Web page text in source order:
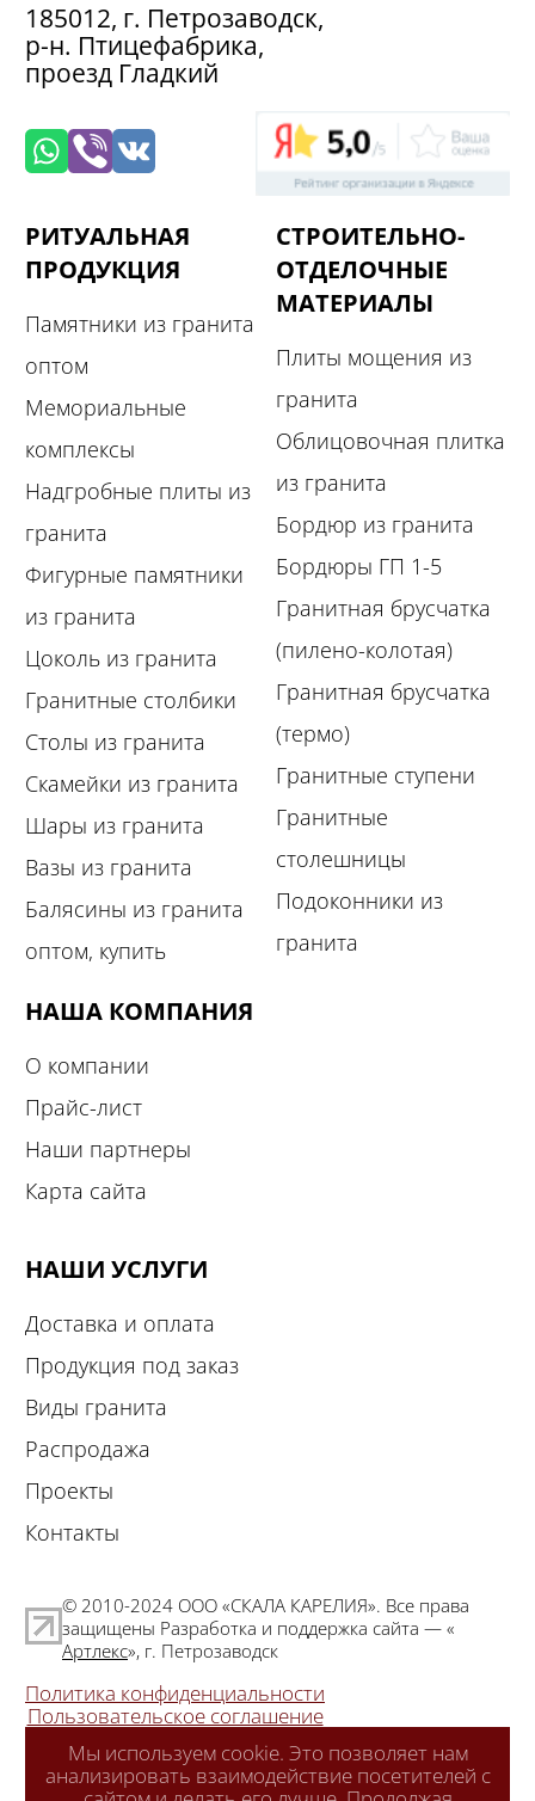
185012, г. Петрозаводск,
р-н. Птицефабрика,
проезд Гладкий
РИТУАЛЬНАЯ
ПРОДУКЦИЯ
Памятники из гранита
оптом
Мемориальные
комплексы
Надгробные плиты из
гранита
Фигурные памятники
из гранита
Цоколь из гранита
Гранитные столбики
Столы из гранита
Скамейки из гранита
Шары из гранита
Вазы из гранита
Балясины из гранита
оптом, купить
СТРОИТЕЛЬНО-
ОТДЕЛОЧНЫЕ
МАТЕРИАЛЫ
Плиты мощения из
гранита
Облицовочная плитка
из гранита
Бордюр из гранита
Бордюры ГП 1-5
Гранитная брусчатка
(пилено-колотая)
Гранитная брусчатка
(термо)
Гранитные ступени
Гранитные
столешницы
Подоконники из
гранита
НАША КОМПАНИЯ
О компании
Прайс-лист
Наши партнеры
Карта сайта
НАШИ УСЛУГИ
Доставка и оплата
Продукция под заказ
Виды гранита
Распродажа
Проекты
Контакты
© 2010-2024 ООО «СКАЛА КАРЕЛИЯ». Все права
защищены Разработка и поддержка сайта — «
Артлекс», г. Петрозаводск
Политика конфиденциальности
Пользовательское соглашение
Мы используем cookie. Это позволяет нам
анализировать взаимодействие посетителей с